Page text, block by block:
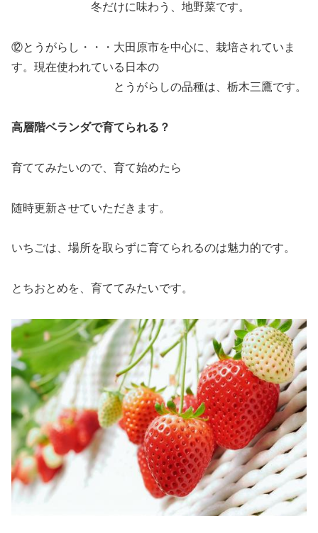
冬だけに味わう、地野菜です。
⑫とうがらし・・・大田原市を中心に、栽培されていま
す。現在使われている日本の
とうがらしの品種は、栃木三鷹です。
高層階ベランダで育てられる？
育ててみたいので、育て始めたら
随時更新させていただきます。
いちごは、場所を取らずに育てられるのは魅力的です。
とちおとめを、育ててみたいです。